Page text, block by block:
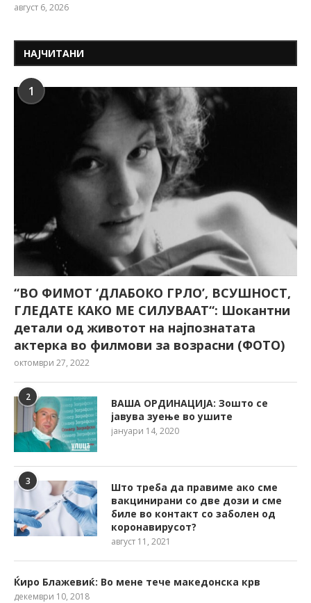
август 6, 2026
НАЈЧИТАНИ
1
“ВО ФИМОТ ‘ДЛАБОКО ГРЛО’, ВСУШНОСТ,
ГЛЕДАТЕ КАКО МЕ СИЛУВААТ“: Шокантни
детали од животот на најпознатата
актерка во филмови за возрасни (ФОТО)
октомври 27, 2022
2
ВАША ОРДИНАЦИЈА: Зошто се
јавува зуење во ушите
јануари 14, 2020
3
Што треба да правиме ако сме
вакцинирани со две дози и сме
биле во контакт со заболен од
коронавирусот?
август 11, 2021
Ќиро Блажевиќ: Во мене тече македонска крв
декември 10, 2018